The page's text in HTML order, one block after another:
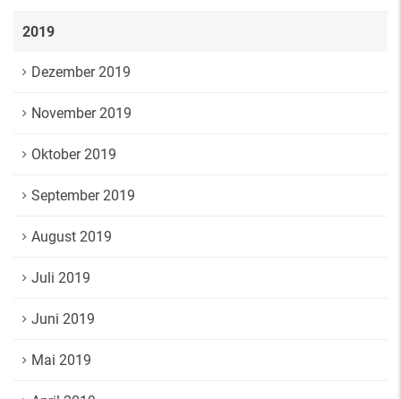
2019
Dezember 2019
November 2019
Oktober 2019
September 2019
August 2019
Juli 2019
Juni 2019
Mai 2019